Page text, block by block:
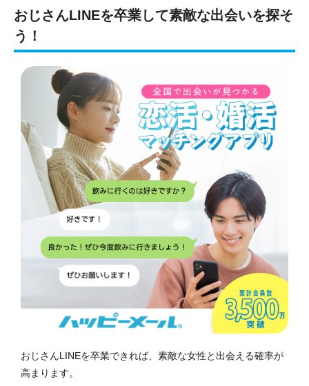
おじさんLINEを卒業して素敵な出会いを探そ
う！
おじさんLINEを卒業できれば、素敵な女性と出会える確率が
高まります。